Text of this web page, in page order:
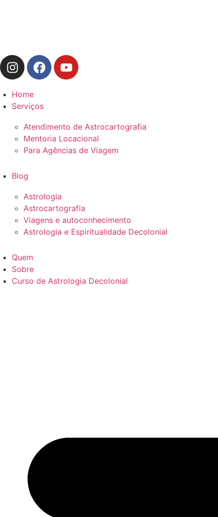
Home
Serviços
Atendimento de Astrocartografia
Mentoria Locacional
Para Agências de Viagem
Blog
Astrologia
Astrocartografia
Viagens e autoconhecimento
Astrologia e Espiritualidade Decolonial
Quem
Sobre
Curso de Astrologia Decolonial